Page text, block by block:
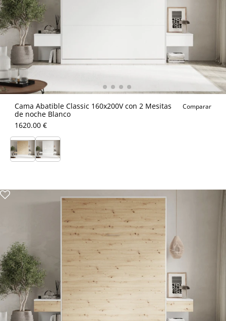
Cama Abatible Classic 160x200V con 2 Mesitas
de noche Blanco
Comparar
1620.00 €